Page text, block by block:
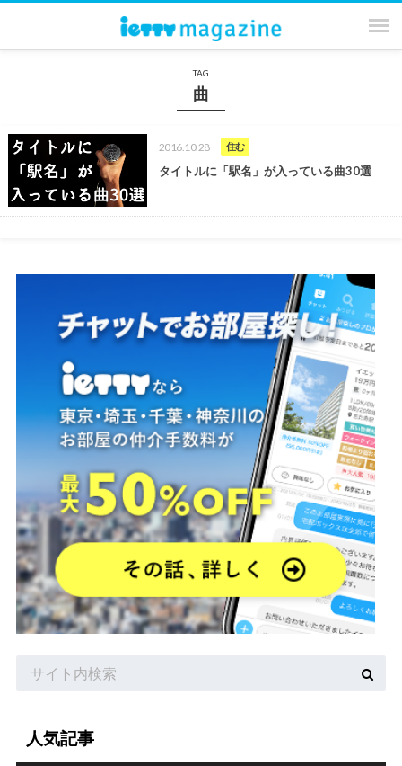
TAG
曲
2016.10.28 住む
タイトルに「駅名」が入っている曲30選
人気記事